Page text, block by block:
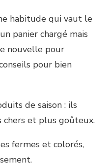
habitude qui vaut le
panier chargé mais
nouvelle pour
pour bien
de saison : ils
chers et plus goûteux.
fermes et colorés,